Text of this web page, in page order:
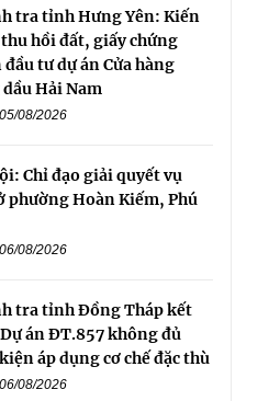
tra tỉnh Hưng Yên: Kiến
hồi đất, giấy chứng
tư dự án Cửa hàng
Hải Nam
08/2026
Chỉ đạo giải quyết vụ
phường Hoàn Kiếm, Phú
08/2026
tra tỉnh Đồng Tháp kết
án ĐT.857 không đủ
áp dụng cơ chế đặc thù
08/2026